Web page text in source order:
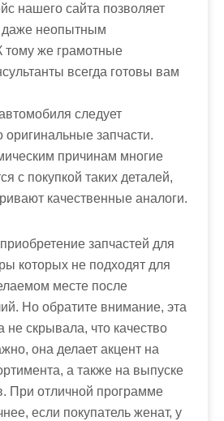
нашего сайта позволяет
даже неопытным
тому же грамотные
всегда готовы вам
следует
оригинальные запчасти.
причинам многие
с покупкой таких деталей,
качественные аналоги.
запчастей для
которых не подходят для
месте после
Но обратите внимание, эта
не скрывала, что качество
она делает акцент на
а также на выпуске
При отличной программе
если покупатель женат, у